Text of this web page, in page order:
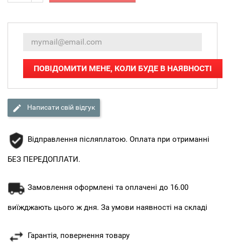
ПОВІДОМИТИ МЕНЕ, КОЛИ БУДЕ В НАЯВНОСТІ
Написати свій відгук
Відправлення післяплатою. Оплата при отриманні
БЕЗ ПЕРЕДОПЛАТИ.
Замовлення оформлені та оплачені до 16.00
виїжджають цього ж дня. За умови наявності на складі
Гарантія, повернення товару